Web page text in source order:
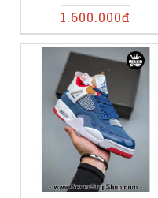
1.600.000đ